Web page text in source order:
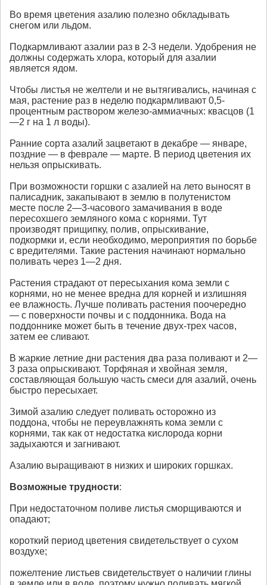
Во время цветения азалию полезно обкладывать
снегом или льдом.
Подкармливают азалии раз в 2-3 недели. Удобрения не
должны содержать хлора, который для азалии
является ядом.
Чтобы листья не желтели и не вытягивались, начиная с
мая, растение раз в неделю подкармливают 0,5-
процентным раствором железо-аммиачных: квасцов (1
—2 г на 1 л воды).
Ранние сорта азалий зацветают в декабре — январе,
поздние — в феврале — марте. В период цветения их
нельзя опрыскивать.
При возможности горшки с азалией на лето выносят в
палисадник, закапывают в землю в полутенистом
месте после 2—3-часового замачивания в воде
пересохшего земляного кома с корнями. Тут
производят прищипку, полив, опрыскивание,
подкормки и, если необходимо, мероприятия по борьбе
с вредителями. Такие растения начинают нормально
поливать через 1—2 дня.
Растения страдают от пересыхания кома земли с
корнями, но не менее вредна для корней и излишняя
ее влажность. Лучше поливать растения поочередно
— с поверхности почвы и с поддонника. Вода на
поддоннике может быть в течение двух-трех часов,
затем ее сливают.
В жаркие летние дни растения два раза поливают и 2—
3 раза опрыскивают. Торфяная и хвойная земля,
составляющая большую часть смеси для азалий, очень
быстро пересыхает.
Зимой азалию следует поливать осторожно из
поддона, чтобы не переувлажнять кома земли с
корнями, так как от недостатка кислорода корни
задыхаются и загнивают.
Азалию выращивают в низких и широких горшках.
Возможные трудности:
При недостаточном поливе листья сморщиваются и
опадают;
короткий период цветения свидетельствует о сухом
воздухе;
пожелтение листьев свидетельствует о наличии глины